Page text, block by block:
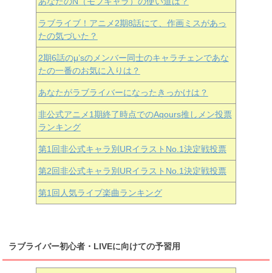
ラブライブ！アニメ2期8話にて、作画ミスがあっ
たの気づいた？
2期6話のμ’sのメンバー同士のキャラチェンであな
たの一番のお気に入りは？
あなたがラブライバーになったきっかけは？
非公式アニメ1期終了時点でのAqours推しメン投票
ランキング
第1回非公式キャラ別URイラストNo.1決定戦投票
第2回非公式キャラ別URイラストNo.1決定戦投票
第1回人気ライブ楽曲ランキング
ラブライバー初心者・LIVEに向けての予習用